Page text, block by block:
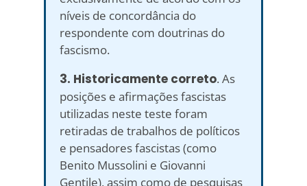
níveis de concordância do
respondente com doutrinas do
fascismo.
3. Historicamente correto. As
posições e afirmações fascistas
utilizadas neste teste foram
retiradas de trabalhos de políticos
e pensadores fascistas (como
Benito Mussolini e Giovanni
Gentile), assim como de pesquisas